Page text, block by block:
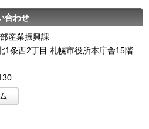
合わせ
産業振興課
1条西2丁目 札幌市役所本庁舎15階